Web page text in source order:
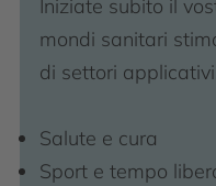
Iniziate subito il
mondi sanitari
di settori
Salute e cura
Sport e tempo